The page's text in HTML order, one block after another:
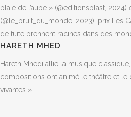
plaie de l’aube » (@editionsblast,
(@le_bruit_du_monde, 2023), prix Les
de fuite prennent racines dans des
HARETH MHED
Hareth Mhedi allie la musique
compositions ont animé le théâtre et le
vivantes ».